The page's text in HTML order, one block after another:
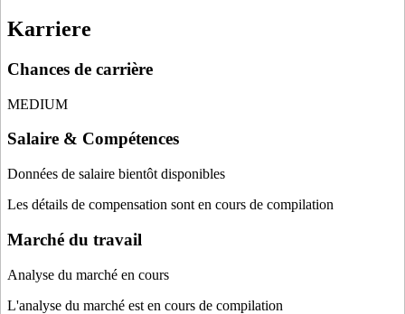
Karriere
Chances de carrière
MEDIUM
Salaire & Compétences
Données de salaire bientôt disponibles
Les détails de compensation sont en cours de compilation
Marché du travail
Analyse du marché en cours
L'analyse du marché est en cours de compilation